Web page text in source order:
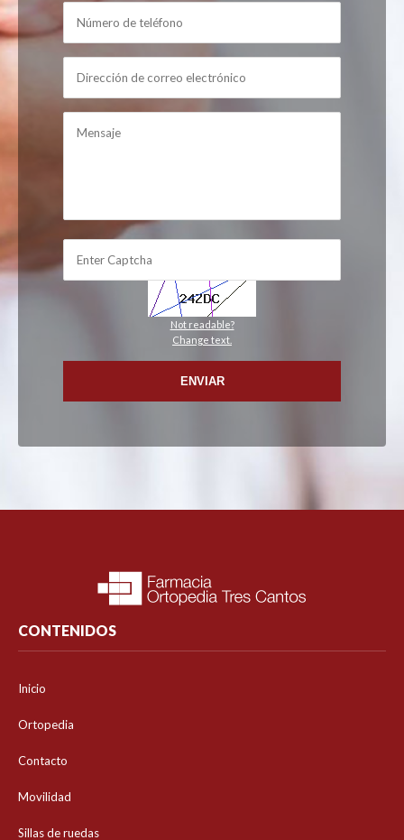
Not readable?
Change text.
ENVIAR
CONTENIDOS
Inicio
Ortopedia
Contacto
Movilidad
Sillas de ruedas